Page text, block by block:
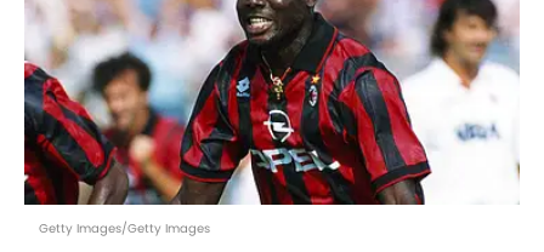
Getty Images/Getty Images